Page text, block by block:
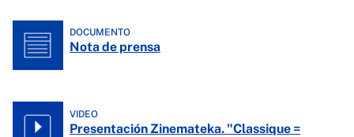
DOCUMENTO
Nota de prensa
VIDEO
Presentación Zinemateka. "Classique =